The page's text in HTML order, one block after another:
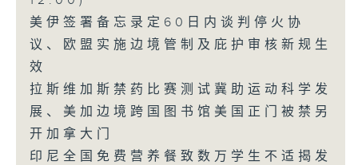
美伊签署备忘录定60日内谈判停火协
议、欧盟实施边境管制及庇护审核新规生
效
拉斯维加斯禁药比赛测试冀助运动科学发
展、美加边境跨国图书馆美国正门被禁另
开加拿大门
印尼全国免费营养餐致数万学生不适揭发